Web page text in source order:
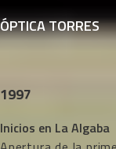
ÓPTICA TORRES
1997
Inicios en La Algaba